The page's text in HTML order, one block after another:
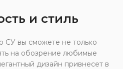
и стиль
вы сможете не только
на обозрение любимые
дизайн привнесет в